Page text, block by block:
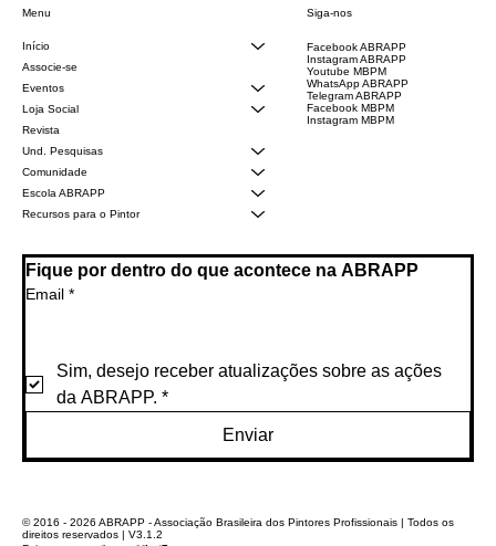
Menu
Início
Associe-se
Eventos
Loja Social
Revista
Und. Pesquisas
Comunidade
Escola ABRAPP
Recursos para o Pintor
Siga-nos
Facebook ABRAPP
Instagram ABRAPP
Youtube MBPM
WhatsApp ABRAPP
Telegram ABRAPP
Facebook MBPM
Instagram MBPM
Fique por dentro do que acontece na ABRAPP
Email *
Sim, desejo receber atualizações sobre as ações
da ABRAPP. *
Enviar
© 2016 - 2026 ABRAPP - Associação Brasileira dos Pintores Profissionais | Todos os
direitos reservados | V3.1.2